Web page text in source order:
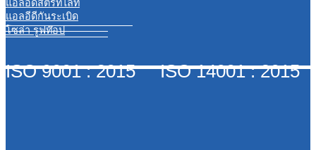
แอลอีดีสตรีทไลท์
แอลอีดีกันระเบิด
โซล่า รูฟท๊อป
ISO 9001 : 2015 ISO 14001 : 2015